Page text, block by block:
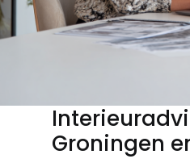
Groningen